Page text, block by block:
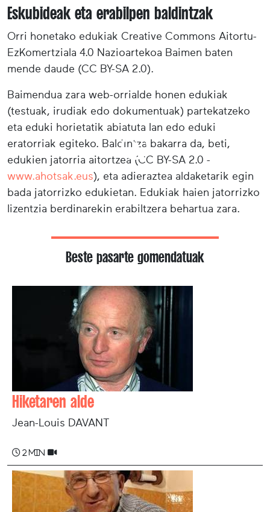
Eskubideak eta erabilpen baldintzak
Orri honetako edukiak Creative Commons Aitortu-
EzKomertziala 4.0 Nazioartekoa Baimen baten
mende daude (CC BY-SA 2.0).
Baimendua zara web-orrialde honen edukiak
(testuak, irudiak edo dokumentuak) partekatzeko
eta eduki horietatik abiatuta lan edo eduki
eratorriak egiteko. Baldintza bakarra da, beti,
edukien jatorria aitortzea (CC BY-SA 2.0 -
www.ahotsak.eus), eta adieraztea aldaketarik egin
bada jatorrizko edukietan. Edukiak haien jatorrizko
lizentzia berdinarekin erabiltzera behartua zara.
Beste pasarte gomendatuak
Hiketaren alde
Jean-Louis DAVANT
2 min